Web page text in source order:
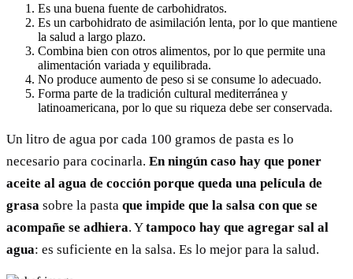
Es una buena fuente de carbohidratos.
Es un carbohidrato de asimilación lenta, por lo que mantiene
la salud a largo plazo.
Combina bien con otros alimentos, por lo que permite una
alimentación variada y equilibrada.
No produce aumento de peso si se consume lo adecuado.
Forma parte de la tradición cultural mediterránea y
latinoamericana, por lo que su riqueza debe ser conservada.
Un litro de agua por cada 100 gramos de pasta es lo
necesario para cocinarla. En ningún caso hay que poner
aceite al agua de cocción porque queda una película de
grasa sobre la pasta que impide que la salsa con que se
acompañe se adhiera. Ytampoco hay que agregar sal al
agua: es suficiente en la salsa. Es lo mejor para la salud.